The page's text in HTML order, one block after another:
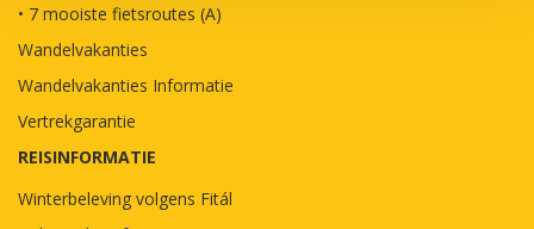
• 7 mooiste fietsroutes (A)
Wandelvakanties
Wandelvakanties Informatie
Vertrekgarantie
REISINFORMATIE
Winterbeleving volgens Fitál